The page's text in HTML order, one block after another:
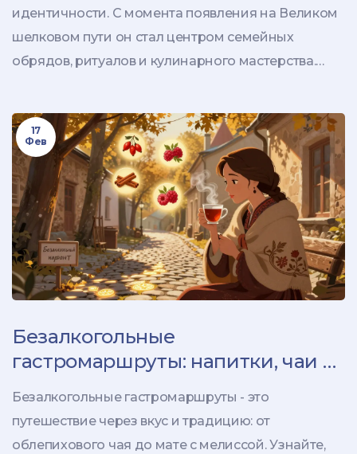
идентичности. С момента появления на Великом
шелковом пути он стал центром семейных
обрядов, ритуалов и кулинарного мастерства.
17
Фев
Безалкогольные
гастромаршруты: напитки, чаи и
настои, которые стоит
Безалкогольные гастромаршруты - это
путешествие через вкус и традицию: от
облепихового чая до мате с мелиссой. Узнайте,